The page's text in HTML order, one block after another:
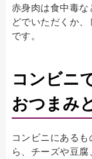
赤身肉は食中毒
どでいただくか
です。
コンビニ
おつまみ
コンビニにある
ら、チーズや豆腐